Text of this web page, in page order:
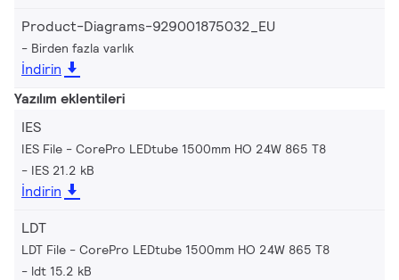
Product-Diagrams-929001875032_EU
Birden fazla varlık
İndirin
Yazılım eklentileri
IES
IES File - CorePro LEDtube 1500mm HO 24W 865 T8
IES 21.2 kB
İndirin
LDT
LDT File - CorePro LEDtube 1500mm HO 24W 865 T8
ldt 15.2 kB